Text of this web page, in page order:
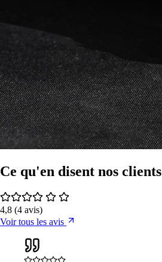
Ce qu'en disent nos clients
4,8 (4 avis)
Voir tous les avis